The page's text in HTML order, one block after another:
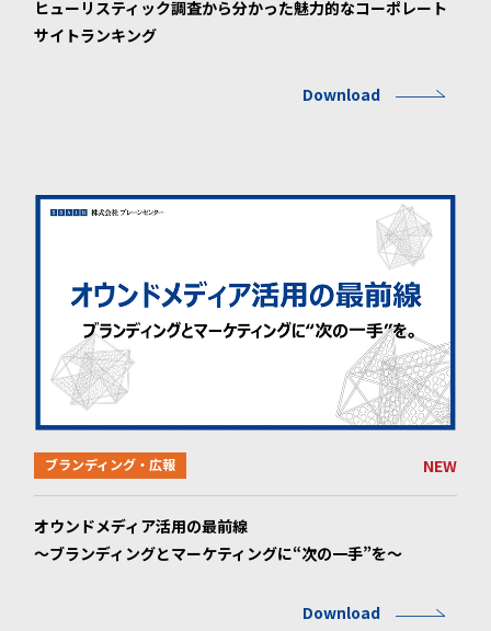
ヒューリスティック調査から分かった魅力的なコーポレート
サイトランキング
Download
ブランディング・広報 NEW
オウンドメディア活用の最前線
～ブランディングとマーケティングに“次の一手”を～
Download